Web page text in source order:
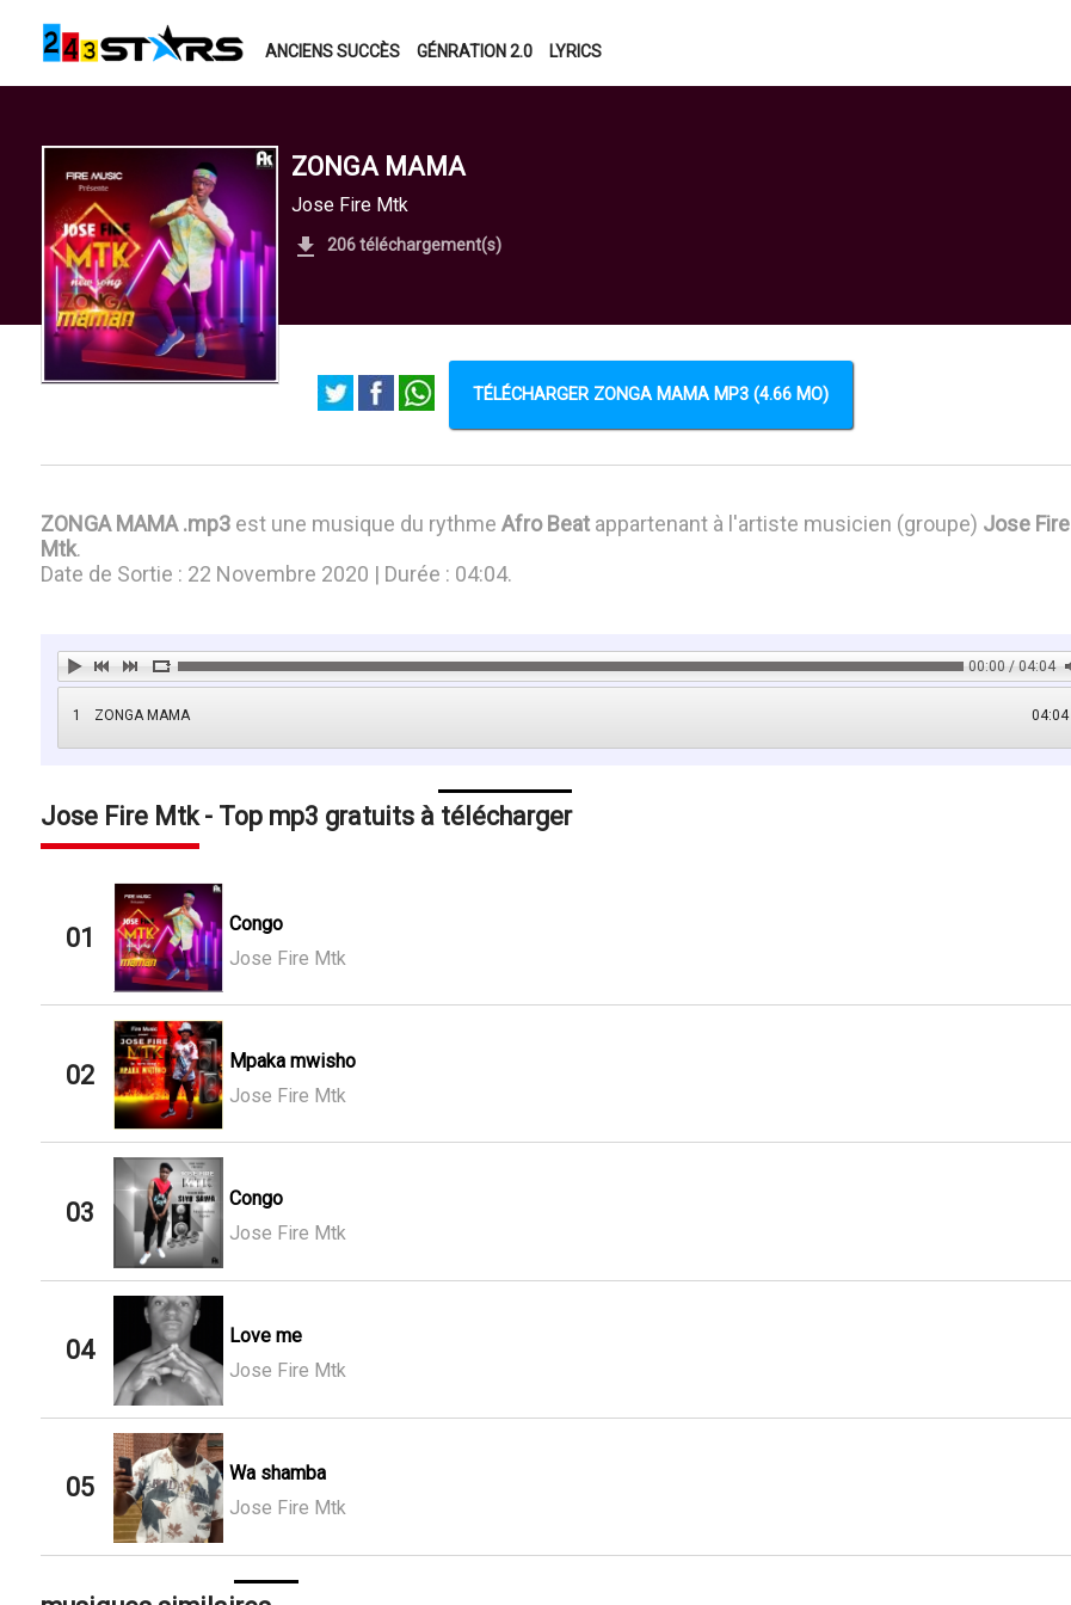
ANCIENS SUCCÈS GÉNRATION 2.0 LYRICS
ZONGA MAMA
Jose Fire Mtk
206 téléchargement(s)
TÉLÉCHARGER ZONGA MAMA MP3 (4.66 MO)
ZONGA MAMA .mp3est une musique du rythme Afro Beatappartenant à l'artiste musicien (groupe) Jose Fire
Mtk.
Date de Sortie : 22 Novembre 2020 | Durée : 04:04.
00:00 / 04:04
1 04:04
ZONGA MAMA
Jose Fire Mtk - Top mp3 gratuits à télécharger
01
Congo
Jose Fire Mtk
02
Mpaka mwisho
Jose Fire Mtk
03
Congo
Jose Fire Mtk
04
Love me
Jose Fire Mtk
05
Wa shamba
Jose Fire Mtk